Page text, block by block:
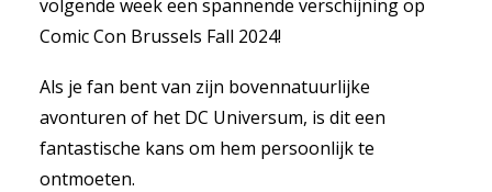
volgende week een spannende verschijning op
Comic Con Brussels Fall 2024!
Als je fan bent van zijn bovennatuurlijke
avonturen of het DC Universum, is dit een
fantastische kans om hem persoonlijk te
ontmoeten.